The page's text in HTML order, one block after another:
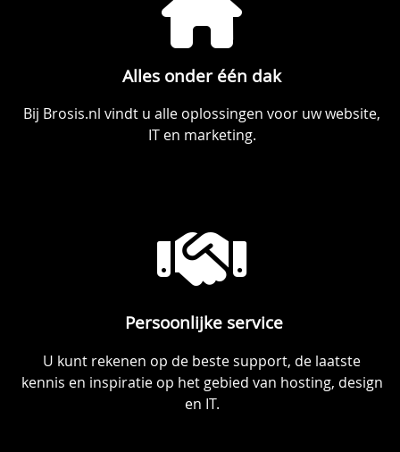
Alles onder één dak
Bij Brosis.nl vindt u alle oplossingen voor uw website,
IT en marketing.
Persoonlijke service
U kunt rekenen op de beste support, de laatste
kennis en inspiratie op het gebied van hosting, design
en IT.